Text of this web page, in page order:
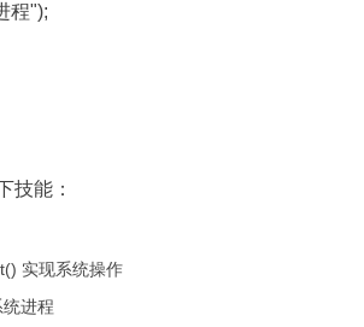
程");
技能：
实现系统操作
进程